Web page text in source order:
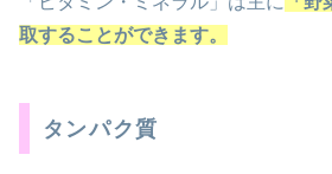
取することができます。
タンパク質